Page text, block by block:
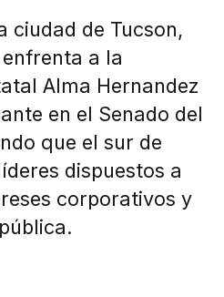
ciudad de Tucson,
a la
Alma Hernandez
en el Senado del
que el sur de
dispuestos a
corporativos y